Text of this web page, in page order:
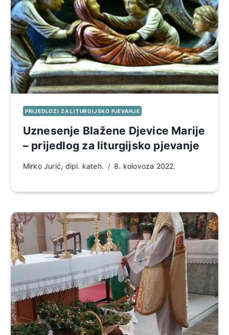
PRIJEDLOZI ZA LITURGIJSKO PJEVANJE
Uznesenje Blažene Djevice Marije
– prijedlog za liturgijsko pjevanje
Mirko Jurić, dipl. kateh. 8. kolovoza 2022.